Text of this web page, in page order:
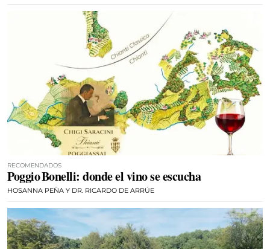
RECOMENDADOS
Poggio Bonelli: donde el vino se escucha
HOSANNA PEÑA Y DR. RICARDO DE ARRÚE